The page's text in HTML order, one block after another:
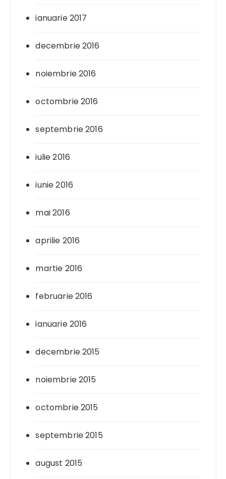
ianuarie 2017
decembrie 2016
noiembrie 2016
octombrie 2016
septembrie 2016
iulie 2016
iunie 2016
mai 2016
aprilie 2016
martie 2016
februarie 2016
ianuarie 2016
decembrie 2015
noiembrie 2015
octombrie 2015
septembrie 2015
august 2015